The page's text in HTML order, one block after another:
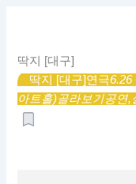
딱지 [대구]
딱지 [대구]연극6.26
아트홀)골라보기공연,